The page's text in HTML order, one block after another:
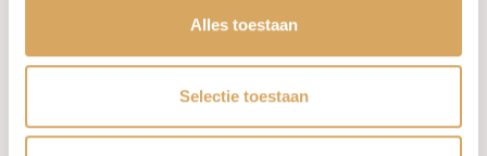
Alles toestaan
Selectie toestaan
Leveringsvoorwaarden
Privacy Policy